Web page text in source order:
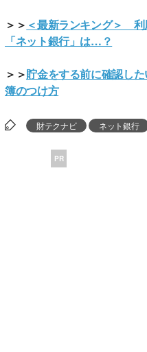
＞＞ ＜最新ランキング＞ 利
「ネット銀行」は…？
＞＞貯金をする前に確認し
簿のつけ方
財テクナビ ネット銀行
PR